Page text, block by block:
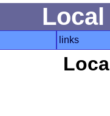
links